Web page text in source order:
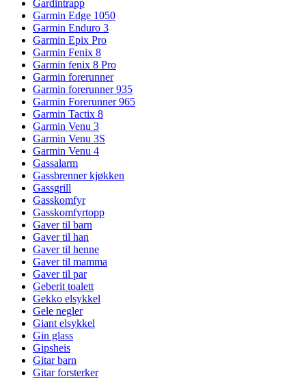
Gardintrapp
Garmin Edge 1050
Garmin Enduro 3
Garmin Epix Pro
Garmin Fenix 8
Garmin fenix 8 Pro
Garmin forerunner
Garmin forerunner 935
Garmin Forerunner 965
Garmin Tactix 8
Garmin Venu 3
Garmin Venu 3S
Garmin Venu 4
Gassalarm
Gassbrenner kjøkken
Gassgrill
Gasskomfyr
Gasskomfyrtopp
Gaver til barn
Gaver til han
Gaver til henne
Gaver til mamma
Gaver til par
Geberit toalett
Gekko elsykkel
Gele negler
Giant elsykkel
Gin glass
Gipsheis
Gitar barn
Gitar forsterker